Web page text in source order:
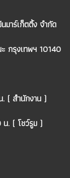
าร์เก็ตติ้ง จำกัด
กรุงเทพฯ 10140
( สำนักงาน )
. ( โชว์รูม )